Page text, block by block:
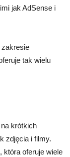
jak AdSense i
zakresie
tak wielu
krótkich
zdjęcia i filmy.
która oferuje wiele